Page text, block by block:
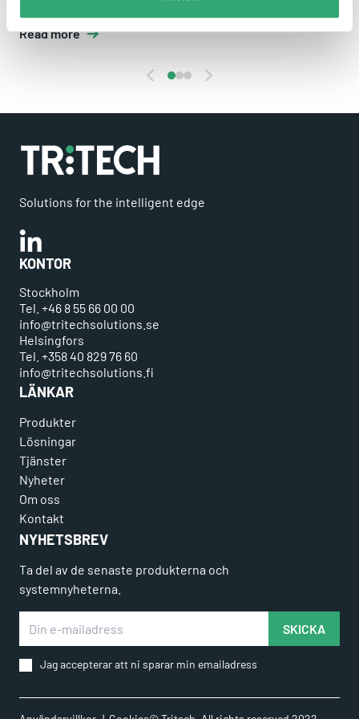
Read more
Solutions for the intelligent edge
Linkedin
KONTOR
Stockholm
Tel. +46 8 55 66 00 00
info@tritechsolutions.se
Helsingfors
Tel. +358 40 829 76 60
info@tritechsolutions.fi
LÄNKAR
Produkter
Lösningar
Tjänster
Nyheter
Om oss
Kontakt
NYHETSBREV
Ta del av de senaste produkterna och
systemnyheterna.
SKICKA
Jag accepterar att ni sparar min emailadress